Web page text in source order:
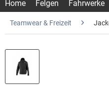
Home Felgen Fahrwerke
Teamwear & Freizeit